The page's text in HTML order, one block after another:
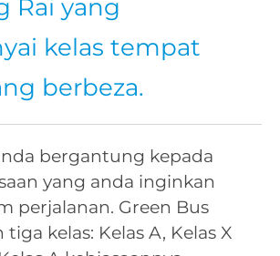
Rai yang
kelas tempat
berbeza.
bergantung kepada
yang anda inginkan
perjalanan. Green Bus
kelas: Kelas A, Kelas X